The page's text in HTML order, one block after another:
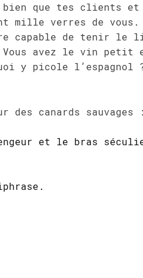
que tes clients
mille verres de
capable de tenir le
avez le vin petit
y picole l’espagnol
des canards sauvages :
et le bras